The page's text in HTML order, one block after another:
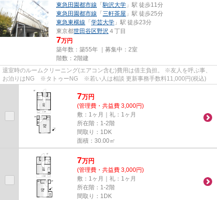
東急田園都市線 「駒沢大学 」駅 徒歩11分
東急田園都市線 「三軒茶屋 」駅 徒歩25分
東急東横線 「学芸大学 」駅 徒歩23分
東京都世田谷区野沢 ４丁目
7万円
築年数：築55年 ｜募集中： 2室
階数：2階建
退室時のルームクリーニング(エアコン含む)費用は借主負担。 ※友人を呼ぶ事、
お泊りはNG ※タトゥーNG ※若い人は相談 更新事務手数料11,000円(税込)
7万円
(管理費・共益費 3,000円)
敷：1ヶ月｜礼：1ヶ月
所在階：1-2階
間取り：1DK
面積：30.00㎡
7万円
(管理費・共益費 3,000円)
敷：1ヶ月｜礼：1ヶ月
所在階：1-2階
間取り：1DK